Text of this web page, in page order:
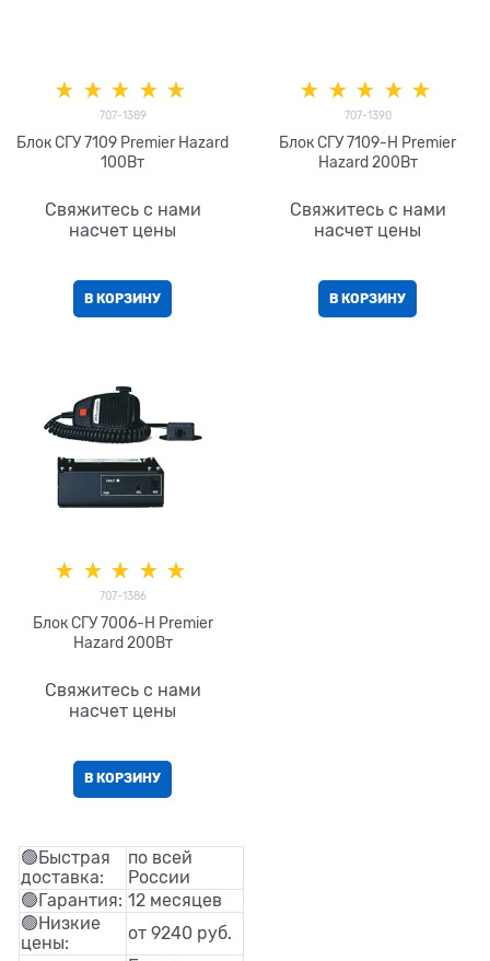
707-1389
Блок СГУ 7109 Premier Hazard
100Вт
Свяжитесь с нами
насчет цены
В КОРЗИНУ
707-1390
Блок СГУ 7109-H Premier
Hazard 200Вт
Свяжитесь с нами
насчет цены
В КОРЗИНУ
707-1386
Блок СГУ 7006-H Premier
Hazard 200Вт
Свяжитесь с нами
насчет цены
В КОРЗИНУ
🟢Быстрая
доставка:
по всей
России
🟢Гарантия: 12 месяцев
🟢Низкие
цены:
от 9240 руб.